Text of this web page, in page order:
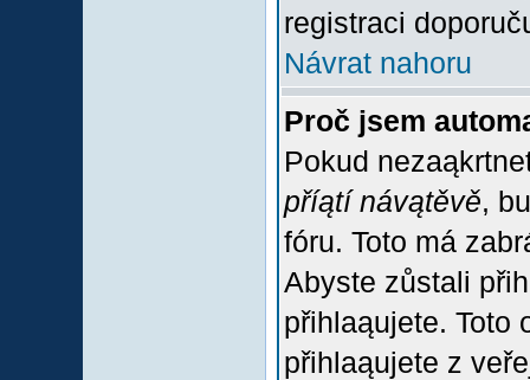
registraci
Návrat nahoru
Proč jsem
Pokud
příątí návątěvě,
fóru. Toto má
Abyste zůstali
přihlaąujete. Toto
přihlaąujete z